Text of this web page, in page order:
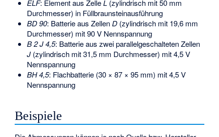
ELF: Element aus ZelleL(zylindrisch mit 50 mm
Durchmesser) in Füllbraunsteinausführung
BD 90: Batterie aus ZellenD(zylindrisch mit 19,6 mm
Durchmesser) mit 90 V Nennspannung
B 2 J 4,5: Batterie aus zwei parallelgeschalteten Zellen
J(zylindrisch mit 31,5 mm Durchmesser) mit 4,5 V
Nennspannung
BH 4,5: Flachbatterie (30 × 87 × 95 mm) mit 4,5 V
Nennspannung
Beispiele